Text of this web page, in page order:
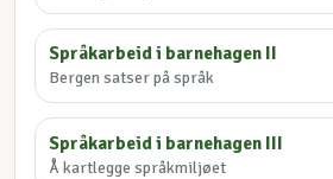
Språkarbeid i barnehagen II
Bergen satser på språk
Språkarbeid i barnehagen III
Å kartlegge språkmiljøet